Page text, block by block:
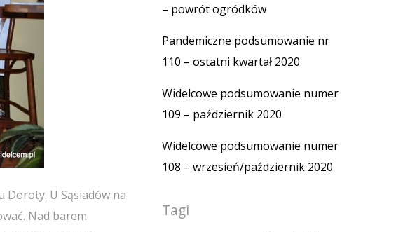
Doroty. U Sąsiadów na
Nad barem
– powrót ogródków
Pandemiczne podsumowanie nr
110 – ostatni kwartał 2020
Widelcowe podsumowanie numer
109 – październik 2020
Widelcowe podsumowanie numer
108 – wrzesień/październik 2020
Tagi